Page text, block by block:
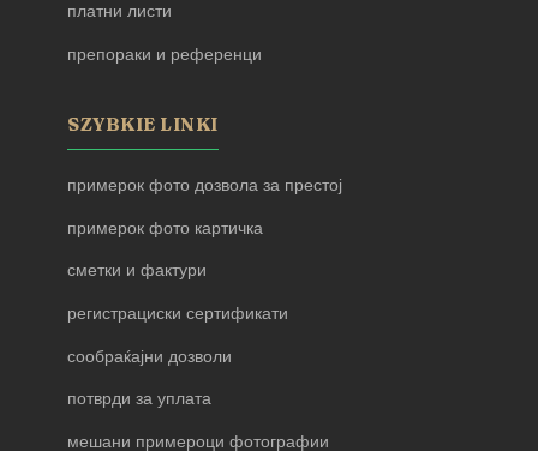
платни листи
препораки и референци
SZYBKIE LINKI
примерок фото дозвола за престој
примерок фото картичка
сметки и фактури
регистрациски сертификати
сообраќајни дозволи
потврди за уплата
мешани примероци фотографии